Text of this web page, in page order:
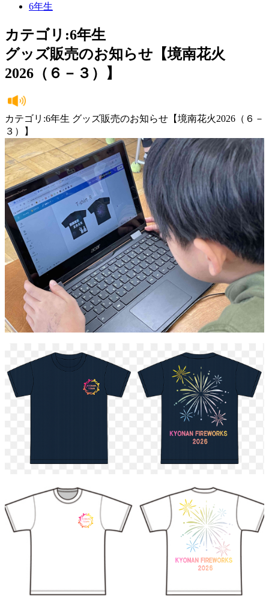
6年生
カテゴリ:6年生
グッズ販売のお知らせ【境南花火
2026（６－３）】
カテゴリ:6年生 グッズ販売のお知らせ【境南花火2026（６－
３）】